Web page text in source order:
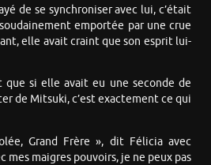
de se synchroniser avec lui, c’était
emportée par une crue
elle avait craint que son esprit lui-
que si elle avait eu une seconde de
de Mitsuki, c’est exactement ce qui
Grand Frère », dit Félicia avec
mes maigres pouvoirs, je ne peux pas